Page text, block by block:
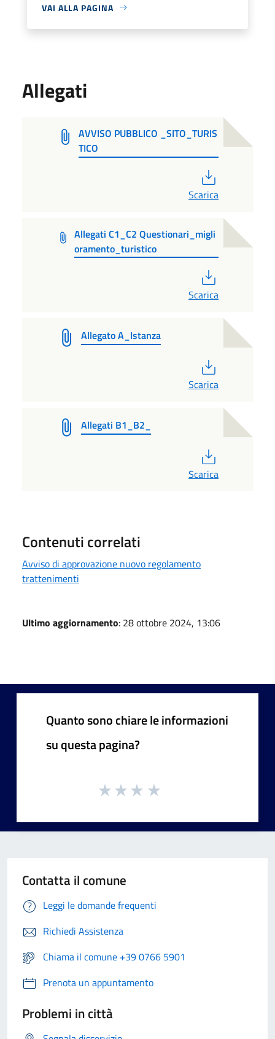
VAI ALLA PAGINA
Allegati
AVVISO PUBBLICO _SITO_TURIS
TICO
Scarica
Allegati C1_C2 Questionari_migli
oramento_turistico
Scarica
Allegato A_Istanza
Scarica
Allegati B1_B2_
Scarica
Contenuti correlati
Avviso di approvazione nuovo regolamento
trattenimenti
Ultimo aggiornamento: 28 ottobre 2024, 13:06
Quanto sono chiare le informazioni
su questa pagina?
Contatta il comune
Leggi le domande frequenti
Richiedi Assistenza
Chiama il comune +39 0766 5901
Prenota un appuntamento
Problemi in città